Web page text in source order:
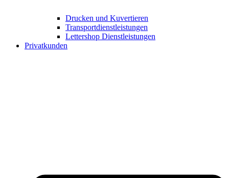
Drucken und Kuvertieren​
Transportdienstleistungen
Lettershop Dienstleistungen​
Privatkunden